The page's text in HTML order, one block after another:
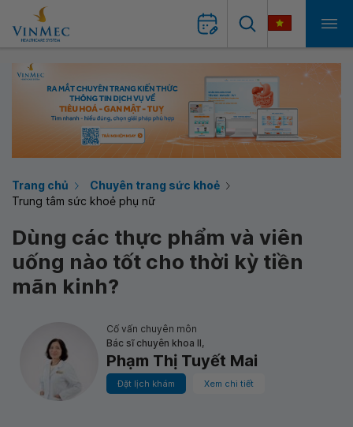
Trang chủ
Chuyên trang sức khoẻ
Trung tâm sức khoẻ phụ nữ
Dùng các thực phẩm và viên
uống nào tốt cho thời kỳ tiền
mãn kinh?
Cố vấn chuyên môn
Bác sĩ chuyên khoa II,
Phạm Thị Tuyết Mai
Đặt lịch khám Xem chi tiết